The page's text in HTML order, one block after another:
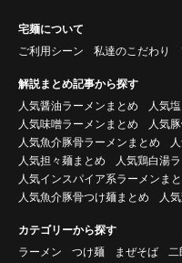
宅麺について
ご利用シーン
私達のこだわり
解説まとめ記事から探す
人気醤油ラーメンまとめ
人気
人気味噌ラーメンまとめ
人気
人気魚介豚骨ラーメンまとめ
人気担々麺まとめ
人気鶏白湯
人気インスパイア系ラーメンま
人気魚介豚骨つけ麺まとめ
人
カテゴリーから探す
ラーメン
つけ麺 まぜそば
二